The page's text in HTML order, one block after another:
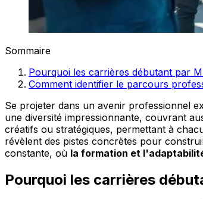
Sommaire
Pourquoi les carrières débutant par
Comment identifier le parcours
Se projeter dans un avenir professionnel
une diversité impressionnante, couvrant
créatifs ou stratégiques, permettant à
révèlent des pistes concrètes pour
constante, où la formation et
Pourquoi les carrières